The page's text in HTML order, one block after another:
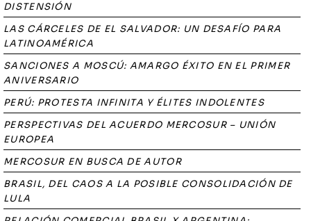
DISTENSIÓN
LAS CÁRCELES DE EL SALVADOR: UN DESAFÍO PARA
LATINOAMÉRICA
SANCIONES A MOSCÚ: AMARGO ÉXITO EN EL PRIMER
ANIVERSARIO
PERÚ: PROTESTA INFINITA Y ÉLITES INDOLENTES
PERSPECTIVAS DEL ACUERDO MERCOSUR – UNIÓN
EUROPEA
MERCOSUR EN BUSCA DE AUTOR
BRASIL, DEL CAOS A LA POSIBLE CONSOLIDACIÓN DE
LULA